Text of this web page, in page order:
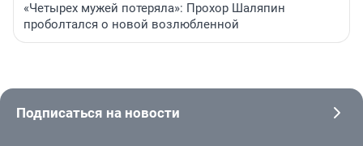
«Четырех мужей потеряла»: Прохор Шаляпин
проболтался о новой возлюбленной
Подписаться на новости